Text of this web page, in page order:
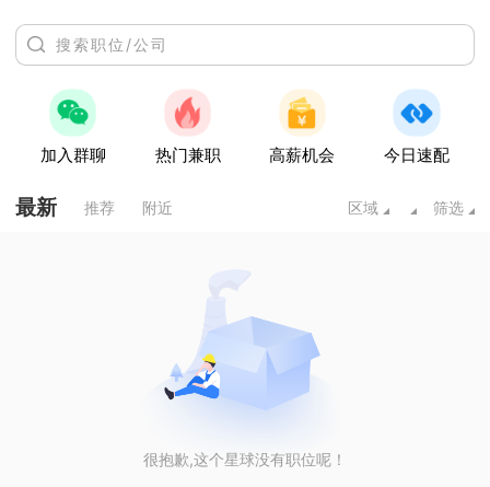
加入群聊 热门兼职 高薪机会 今日速配
最新 推荐 附近 区域 筛选
很抱歉,这个星球没有职位呢！